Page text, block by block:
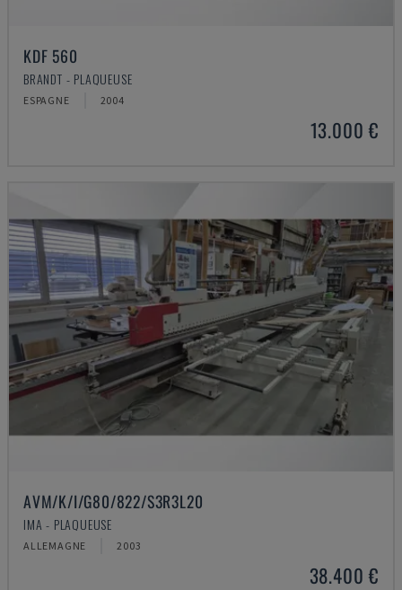
KDF 560
BRANDT - PLAQUEUSE
ESPAGNE 2004
13.000 €
AVM/K/I/G80/822/S3R3L20
IMA - PLAQUEUSE
ALLEMAGNE 2003
38.400 €